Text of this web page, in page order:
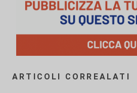
ARTICOLI CORREALATI